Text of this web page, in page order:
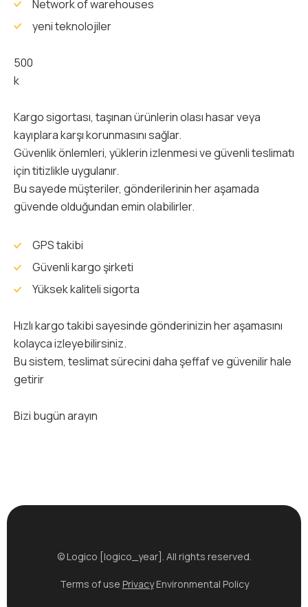
Network of warehouses
yeni teknolojiler
500
k
Kargo sigortası, taşınan ürünlerin olası hasar veya
kayıplara karşı korunmasını sağlar.
Güvenlik önlemleri, yüklerin izlenmesi ve güvenli teslimatı
için titizlikle uygulanır.
Bu sayede müşteriler, gönderilerinin her aşamada
güvende olduğundan emin olabilirler.
GPS takibi
Güvenli kargo şirketi
Yüksek kaliteli sigorta
Hızlı kargo takibi sayesinde gönderinizin her aşamasını
kolayca izleyebilirsiniz.
Bu sistem, teslimat sürecini daha şeffaf ve güvenilir hale
getirir
Bizi bugün arayın
© Logico [logico_year]. All rights reserved.
Terms of use PrivacyEnvironmental Policy